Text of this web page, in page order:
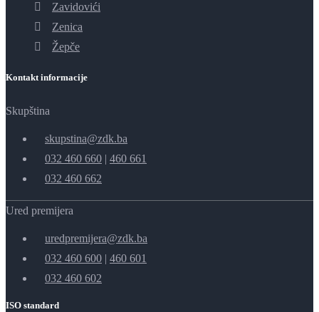
Zavidovići
Zenica
Žepče
Kontakt informacije
Skupština
skupstina@zdk.ba
032 460 660 | 460 661
032 460 662
Ured premijera
uredpremijera@zdk.ba
032 460 600 | 460 601
032 460 602
ISO standard